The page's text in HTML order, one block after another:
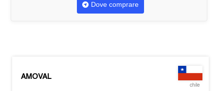
Dove comprare
AMOVAL
chile